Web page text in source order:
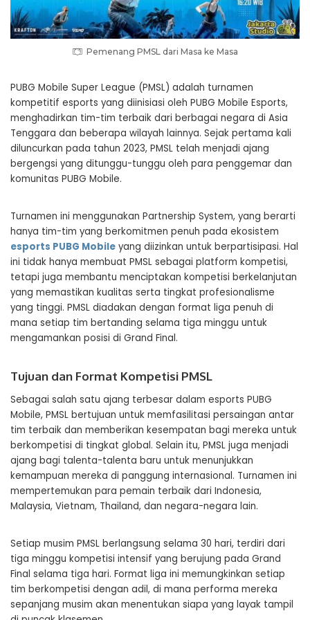
Pemenang PMSL dari Masa ke Masa
PUBG Mobile Super League (PMSL) adalah turnamen
kompetitif esports yang diinisiasi oleh PUBG Mobile Esports,
menghadirkan tim-tim terbaik dari berbagai negara di Asia
Tenggara dan beberapa wilayah lainnya. Sejak pertama kali
diluncurkan pada tahun 2023, PMSL telah menjadi ajang
bergengsi yang ditunggu-tunggu oleh para penggemar dan
komunitas PUBG Mobile.
Turnamen ini menggunakan Partnership System, yang berarti
hanya tim-tim yang berkomitmen penuh pada ekosistem
esports PUBG Mobile yang diizinkan untuk berpartisipasi. Hal
ini tidak hanya membuat PMSL sebagai platform kompetisi,
tetapi juga membantu menciptakan kompetisi berkelanjutan
yang memastikan kualitas serta tingkat profesionalisme
yang tinggi. PMSL diadakan dengan format liga penuh di
mana setiap tim bertanding selama tiga minggu untuk
mengamankan posisi di Grand Final.
Tujuan dan Format Kompetisi PMSL
Sebagai salah satu ajang terbesar dalam esports PUBG
Mobile, PMSL bertujuan untuk memfasilitasi persaingan antar
tim terbaik dan memberikan kesempatan bagi mereka untuk
berkompetisi di tingkat global. Selain itu, PMSL juga menjadi
ajang bagi talenta-talenta baru untuk menunjukkan
kemampuan mereka di panggung internasional. Turnamen ini
mempertemukan para pemain terbaik dari Indonesia,
Malaysia, Vietnam, Thailand, dan negara-negara lain.
Setiap musim PMSL berlangsung selama 30 hari, terdiri dari
tiga minggu kompetisi intensif yang berujung pada Grand
Final selama tiga hari. Format liga ini memungkinkan setiap
tim berkompetisi dengan adil, di mana performa mereka
sepanjang musim akan menentukan siapa yang layak tampil